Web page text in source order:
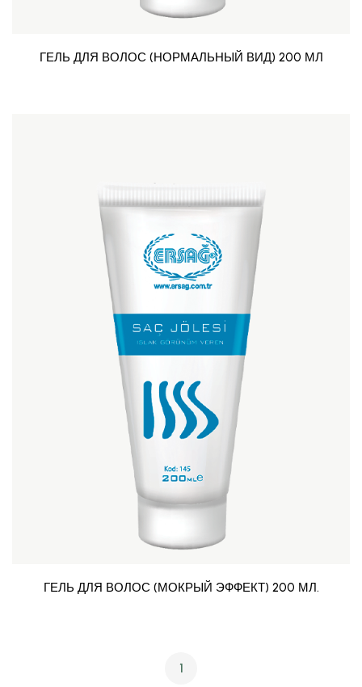
ГЕЛЬ ДЛЯ ВОЛОС (НОРМАЛЬНЫЙ ВИД) 200 МЛ
ГЕЛЬ ДЛЯ ВОЛОС (МОКРЫЙ ЭФФЕКТ) 200 МЛ.
1